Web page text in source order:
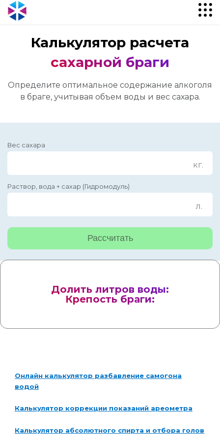
Калькулятор расчета
сахарной браги
Определите оптимальное содержание алкоголя
в браге, учитывая объем воды и вес сахара.
Вес сахара
кг.
Раствор, вода + сахар (Гидромодуль)
л.
Долить литров воды:
Крепость браги:
Рассчитать
Онлайн калькулятор разбавление самогона
водой
Калькулятор коррекции показаний ареометра
Калькулятор абсолютного спирта и отбора голов